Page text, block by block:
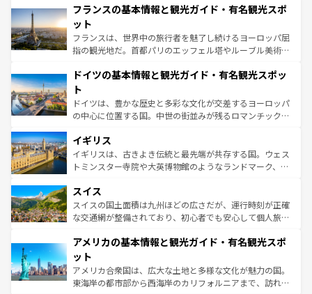
なお、新着のイタリア情報はコンテンツ一覧を参照してほ
しい。
文化が根付くこの国では、情熱的なフラメンコ、熱気あふ
れる闘牛、そして美味しいタパスが生活の一部となってい
る。首都マドリードの洗練された雰囲気や、バルセロナの
アートに溢れた街角から、地方では古代ローマ遺跡や中世
せる。地方によって風土や気候が異なるスペインはその個
ンテンツ一覧 を参照してほしい。
フランスの基本情報と観光ガイド・有名観光スポ
ット
フランスは、世界中の旅行者を魅了し続けるヨーロッパ屈
指の観光地だ。首都パリのエッフェル塔やルーブル美術館
で、幅広い魅力が詰まっている。華麗な宮殿、歴史的な大
聖堂、美しいビーチ、そして豊かな自然が、訪れる者を心
から魅了する。また、フランスは美食の国としても知ら
れ、フランス料理はユネスコ無形文化遺産にも登録されて
香り高いラベンダー畑など、多彩な楽しみ方が可能だ。さ
らに、パリ以外の地域にも魅力が溢れており、どの街角に
も豊かな歴史と文化が息づいている。パリ以外の個性あふ
を参照してほしい。
ドイツの基本情報と観光ガイド・有名観光スポッ
ト
ドイツは、豊かな歴史と多彩な文化が交差するヨーロッパ
の中心に位置する国。中世の街並みが残るロマンチック街
顔を持つこの国は、どこを歩いても飽きることがない。ベ
ルリンの文化的活気、バイエルン州のアルプスの絶景、そ
してライン川沿いのワイン畑といった風景は必見。ビール
は、お酒好きな人にはぜひ体験してほしい。 なお、新着の
ドイツ情報はコンテンツ一覧を参照してほしい。
イギリス
イギリスは、古きよき伝統と最先端が共存する国。ウェス
トミンスター寺院や大英博物館のようなランドマーク、歴
リアごとに異なる魅力がある。また、優雅なアフタヌーン
ティー、ビール好きにはたまらない英国パブ、サッカー観
戦など、本場だからこそできる体験も豊富。イギリスを旅
ンツ一覧を参照してほしい。
スイス
スイスの国土面積は九州ほどの広さだが、運行時刻が正確
な交通網が整備されており、初心者でも安心して個人旅行
の建物がそのまま残る町や、スイスならではのユニークな
博物館もあり、アルプス観光だけでなく町歩きも満喫する
ことができる。国民の所得が高いため物価も高いが、旅行
者向けの交通パス提供のサービスもあり、うまく活用すれ
アメリカの基本情報と観光ガイド・有名観光スポ
ット
アメリカ合衆国は、広大な土地と多様な文化が魅力の国。
東海岸の都市部から西海岸のカリフォルニアまで、訪れる